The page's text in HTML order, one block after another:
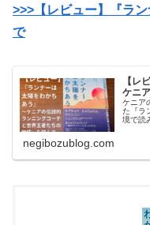
>>>【レビュー】『ラ
で
【レ
ケニ
ケニア
た『ラ
境で読
negibozublog.com